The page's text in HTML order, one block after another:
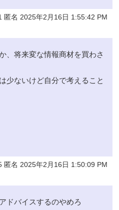
匿名 2025年2月16日 1:55:42 PM
、将来変な情報商材を買わさ
少ないけど自分で考えること
名 2025年2月16日 1:50:09 PM
ドバイスするのやめろ